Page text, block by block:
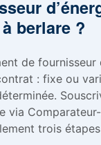
à berlare ?
de fournisseur
: fixe ou
via
trois